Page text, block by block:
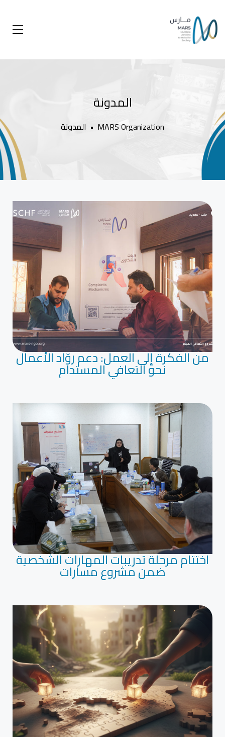
المدونة
MARS Organization
• المدونة
من الفكرة إلى العمل: دعم روّاد الأعمال
نحو التعافي المستدام
اختتام مرحلة تدريبات المهارات الشخصية
ضمن مشروع مسارات